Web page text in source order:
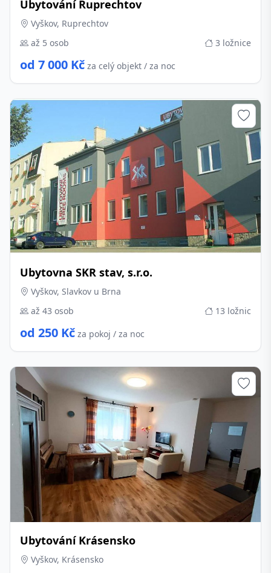
Ubytování Ruprechtov
Vyškov, Ruprechtov
až 5 osob
3 ložnice
od 7 000 Kč za celý objekt / za noc
Ubytovna SKR stav, s.r.o.
Vyškov, Slavkov u Brna
až 43 osob
13 ložnic
od 250 Kč za pokoj / za noc
Ubytování Krásensko
Vyškov, Krásensko